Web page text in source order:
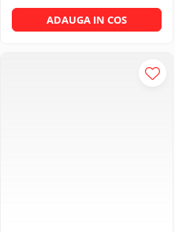
ADAUGA IN COS